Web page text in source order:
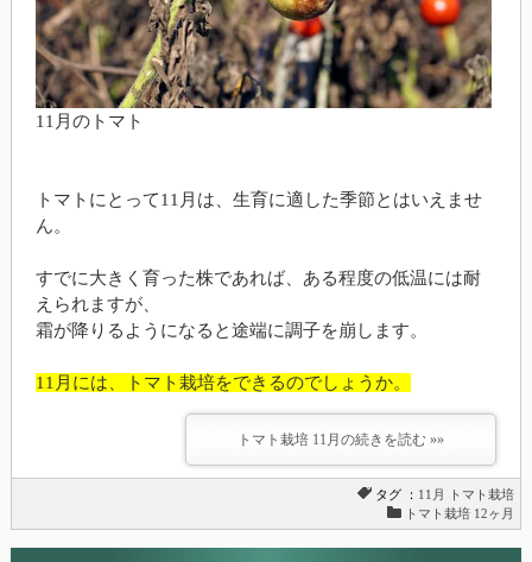
11月のトマト
トマトにとって11月は、生育に適した季節とはいえませ
ん。
すでに大きく育った株であれば、ある程度の低温には耐
えられますが、
霜が降りるようになると途端に調子を崩します。
11月には、トマト栽培をできるのでしょうか。
トマト栽培 11月の続きを読む »»
タグ ： 11月
トマト栽培
トマト栽培 12ヶ月